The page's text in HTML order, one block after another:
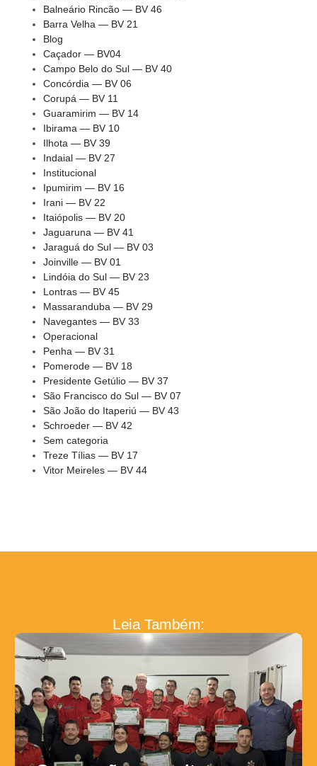
Balneário Rincão — BV 46
Barra Velha — BV 21
Blog
Caçador — BV04
Campo Belo do Sul — BV 40
Concórdia — BV 06
Corupá — BV 11
Guaramirim — BV 14
Ibirama — BV 10
Ilhota — BV 39
Indaial — BV 27
Institucional
Ipumirim — BV 16
Irani — BV 22
Itaiópolis — BV 20
Jaguaruna — BV 41
Jaraguá do Sul — BV 03
Joinville — BV 01
Lindóia do Sul — BV 23
Lontras — BV 45
Massaranduba — BV 29
Navegantes — BV 33
Operacional
Penha — BV 31
Pomerode — BV 18
Presidente Getúlio — BV 37
São Francisco do Sul — BV 07
São João do Itaperiú — BV 43
Schroeder — BV 42
Sem categoria
Treze Tílias — BV 17
Vitor Meireles — BV 44
Leia Também: